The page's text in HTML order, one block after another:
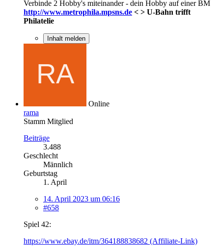
Verbinde 2 Hobby's miteinander - dein Hobby auf einer BM
http://www.metrophila.mpsns.de < > U-Bahn trifft
Philatelie
Inhalt melden
Online
rama
Stamm Mitglied
Beiträge
3.488
Geschlecht
Männlich
Geburtstag
1. April
14. April 2023 um 06:16
#658
Spiel 42:
https://www.ebay.de/itm/364188838682 (Affiliate-Link)